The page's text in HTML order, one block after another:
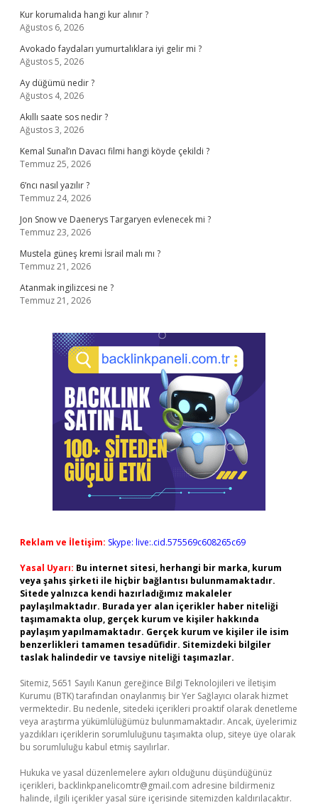
Kur korumalıda hangi kur alınır ?
Ağustos 6, 2026
Avokado faydaları yumurtalıklara iyi gelir mi ?
Ağustos 5, 2026
Ay düğümü nedir ?
Ağustos 4, 2026
Akıllı saate sos nedir ?
Ağustos 3, 2026
Kemal Sunal’ın Davacı filmi hangi köyde çekildi ?
Temmuz 25, 2026
6’ncı nasıl yazılır ?
Temmuz 24, 2026
Jon Snow ve Daenerys Targaryen evlenecek mi ?
Temmuz 23, 2026
Mustela güneş kremi İsrail malı mı ?
Temmuz 21, 2026
Atanmak ingilizcesi ne ?
Temmuz 21, 2026
Reklam ve İletişim: Skype: live:.cid.575569c608265c69
Yasal Uyarı: Bu internet sitesi, herhangi bir marka, kurum
veya şahıs şirketi ile hiçbir bağlantısı bulunmamaktadır.
Sitede yalnızca kendi hazırladığımız makaleler
paylaşılmaktadır. Burada yer alan içerikler haber niteliği
taşımamakta olup, gerçek kurum ve kişiler hakkında
paylaşım yapılmamaktadır. Gerçek kurum ve kişiler ile isim
benzerlikleri tamamen tesadüfidir. Sitemizdeki bilgiler
taslak halindedir ve tavsiye niteliği taşımazlar.
Sitemiz, 5651 Sayılı Kanun gereğince Bilgi Teknolojileri ve İletişim
Kurumu (BTK) tarafından onaylanmış bir Yer Sağlayıcı olarak hizmet
vermektedir. Bu nedenle, sitedeki içerikleri proaktif olarak denetleme
veya araştırma yükümlülüğümüz bulunmamaktadır. Ancak, üyelerimiz
yazdıkları içeriklerin sorumluluğunu taşımakta olup, siteye üye olarak
bu sorumluluğu kabul etmiş sayılırlar.
Hukuka ve yasal düzenlemelere aykırı olduğunu düşündüğünüz
içerikleri, backlinkpanelicomtr@gmail.com adresine bildirmeniz
halinde, ilgili içerikler yasal süre içerisinde sitemizden kaldırılacaktır.